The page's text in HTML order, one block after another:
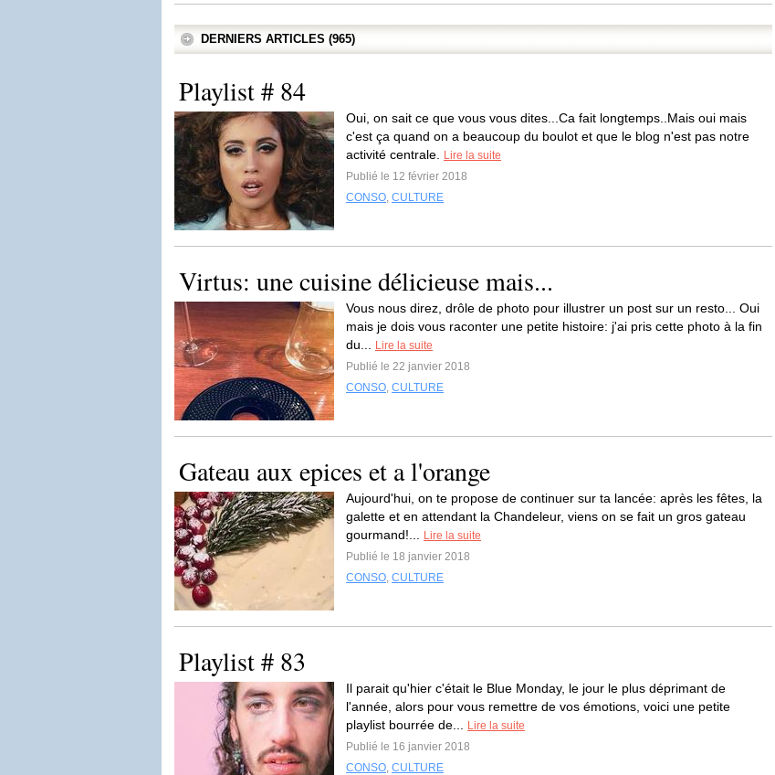
DERNIERS ARTICLES (965)
Playlist # 84
Oui, on sait ce que vous vous dites...Ca fait longtemps..Mais oui mais
c'est ça quand on a beaucoup du boulot et que le blog n'est pas notre
activité centrale.
Lire la suite
Publié le 12 février 2018
CONSO, CULTURE
Virtus: une cuisine délicieuse mais...
Vous nous direz, drôle de photo pour illustrer un post sur un resto... Oui
mais je dois vous raconter une petite histoire: j'ai pris cette photo à la fin
du...
Lire la suite
Publié le 22 janvier 2018
CONSO, CULTURE
Gateau aux epices et a l'orange
Aujourd'hui, on te propose de continuer sur ta lancée: après les fêtes, la
galette et en attendant la Chandeleur, viens on se fait un gros gateau
gourmand!...
Lire la suite
Publié le 18 janvier 2018
CONSO, CULTURE
Playlist # 83
Il parait qu'hier c'était le Blue Monday, le jour le plus déprimant de
l'année, alors pour vous remettre de vos émotions, voici une petite
playlist bourrée de...
Lire la suite
Publié le 16 janvier 2018
CONSO, CULTURE